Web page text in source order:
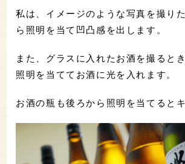
私は、イメージのような写真を撮り
ら照明を当て凹凸感を出します。
また、グラスに入れたお酒を撮ると
照明を当ててお酒に光を入れます。
お酒の瓶も後ろから照明を当てると